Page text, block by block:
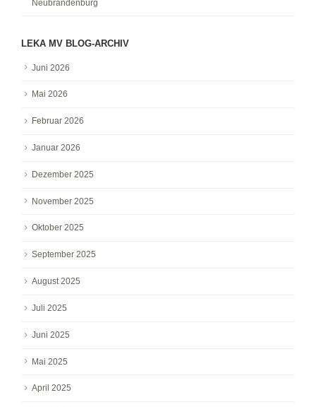
Neubrandenburg
LEKA MV BLOG-ARCHIV
Juni 2026
Mai 2026
Februar 2026
Januar 2026
Dezember 2025
November 2025
Oktober 2025
September 2025
August 2025
Juli 2025
Juni 2025
Mai 2025
April 2025